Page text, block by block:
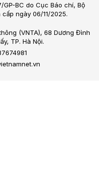
BC do Cục Báo chí, Bộ
ngày 06/11/2025.
(VNTA), 68 Dương Đình
TP. Hà Nội.